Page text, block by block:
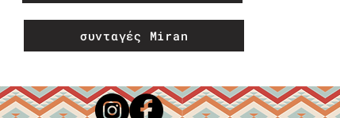
συνταγές Miran